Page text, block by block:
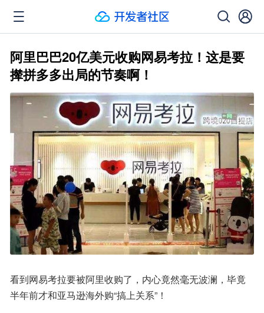
阿里巴巴20亿美元收购网易考拉！这是要
撵拼多多出局的节奏啊！
看到网易考拉要被阿里收购了，内心竟然毫无波澜，毕竟
半年前才和亚马逊海外购“搞上关系”！